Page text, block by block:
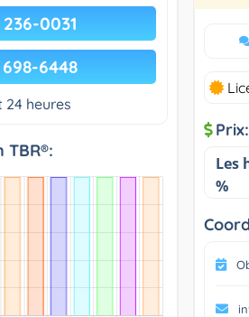
0031
6448
24 heures
Prix:
Les
%